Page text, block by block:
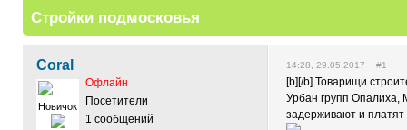
Стройки подмосковья
Coral
Новичок
Офлайн
Посетители
1 сообщений
14:28, 29.05.2017 #1
[b][/b] Товарищи
Урбан групп Опалиха,
задерживают и